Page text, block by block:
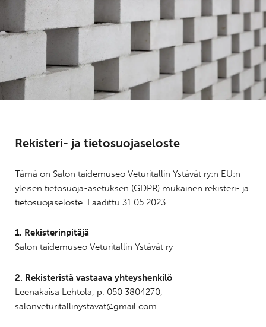
Rekisteri- ja tietosuojaseloste
Tämä on Salon taidemuseo Veturitallin Ystävät ry:n EU:n
yleisen tietosuoja-asetuksen (GDPR) mukainen rekisteri- ja
tietosuojaseloste. Laadittu 31.05.2023.
1. Rekisterinpitäjä
Salon taidemuseo Veturitallin Ystävät ry
2. Rekisteristä vastaava yhteyshenkilö
Leenakaisa Lehtola, p. 050 3804270,
salonveturitallinystavat@gmail.com